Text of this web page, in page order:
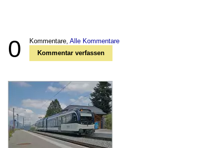
0 Kommentare, Alle Kommentare
Kommentar verfassen